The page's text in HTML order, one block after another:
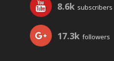
8.6k subscribers
17.3k followers